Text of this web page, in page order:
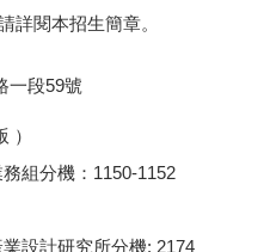
詳閱本招生簡章。
一段59號
）
組分機：1150-1152
設計研究所分機: 2174